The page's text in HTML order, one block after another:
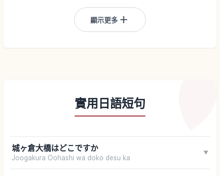
顯示更多 add
實用日語短句
城ヶ倉大橋はどこですか
Joogakura Oohashi wa doko desu ka
▼